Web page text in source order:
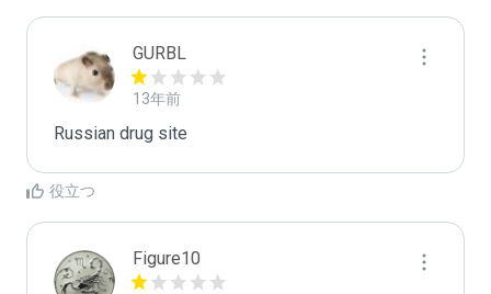
GURBL
13年前
Russian drug site
役立つ
Figure10